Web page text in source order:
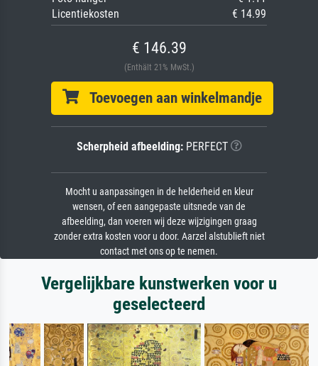
Licentiekosten
€ 14.99
€ 146.39
(Enthält 21% MwSt.)
Toevoegen aan winkelmandje
Scherpheid afbeelding:PERFECT
Mocht u aanpassingen in de helderheid en kleur
wensen, of een aangepaste uitsnede van de
afbeelding, dan voeren wij deze wijzigingen graag
zonder extra kosten voor u door. Aarzel alstublieft niet
contact met ons op te nemen.
Vergelijkbare kunstwerken voor u
geselecteerd